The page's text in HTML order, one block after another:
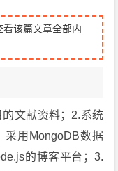
该篇文章全部内
文献资料；2.系统
用MongoDB数据
的博客平台；3.